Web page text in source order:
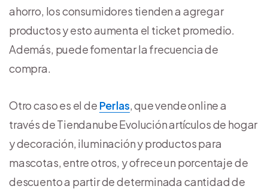
ahorro, los consumidores tienden a agregar
productos y esto aumenta el ticket promedio.
Además, puede fomentar la frecuencia de
compra.
Otro caso es el de Perlas, que vende online a
través de Tiendanube Evolución artículos de hogar
y decoración, iluminación y productos para
mascotas, entre otros, y ofrece un porcentaje de
descuento a partir de determinada cantidad de